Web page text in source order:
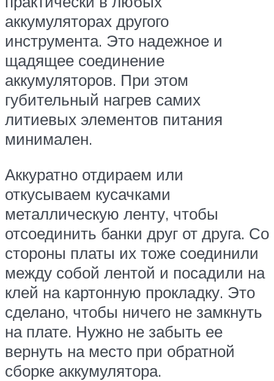
аккумуляторах другого
инструмента. Это надежное и
щадящее соединение
аккумуляторов. При этом
губительный нагрев самих
литиевых элементов питания
минимален.
Аккуратно отдираем или
откусываем кусачками
металлическую ленту, чтобы
отсоединить банки друг от друга. Со
стороны платы их тоже соединили
между собой лентой и посадили на
клей на картонную прокладку. Это
сделано, чтобы ничего не замкнуть
на плате. Нужно не забыть ее
вернуть на место при обратной
сборке аккумулятора.